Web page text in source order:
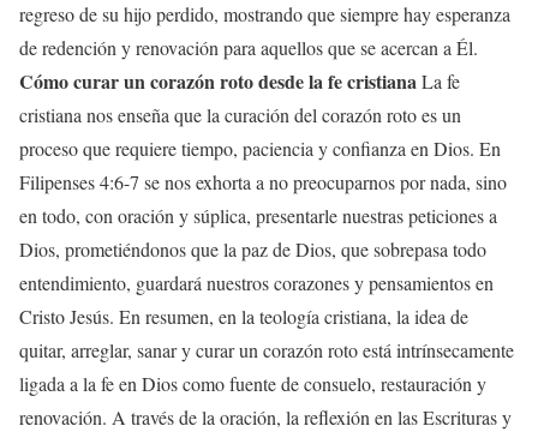
regreso de su hijo perdido, mostrando que siempre hay esperanza
de redención y renovación para aquellos que se acercan a Él.
Cómo curar un corazón roto desde la fe cristianaLa fe
cristiana nos enseña que la curación del corazón roto es un
proceso que requiere tiempo, paciencia y confianza en Dios. En
Filipenses 4:6-7 se nos exhorta a no preocuparnos por nada, sino
en todo, con oración y súplica, presentarle nuestras peticiones a
Dios, prometiéndonos que la paz de Dios, que sobrepasa todo
entendimiento, guardará nuestros corazones y pensamientos en
Cristo Jesús. En resumen, en la teología cristiana, la idea de
quitar, arreglar, sanar y curar un corazón roto está intrínsecamente
ligada a la fe en Dios como fuente de consuelo, restauración y
renovación. A través de la oración, la reflexión en las Escrituras y